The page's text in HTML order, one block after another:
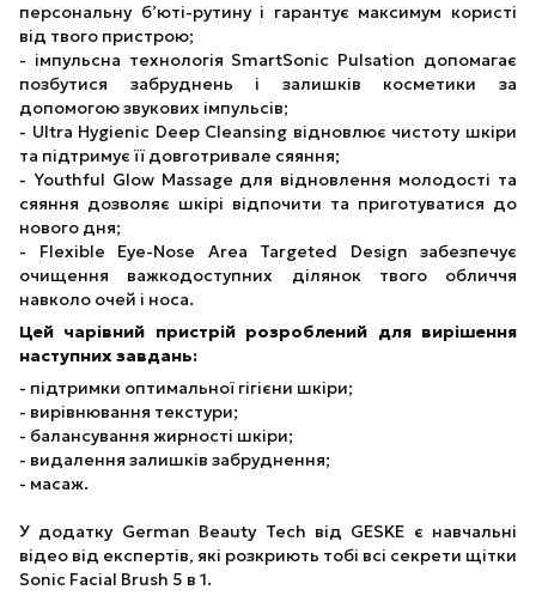
персональну б’юті-рутину і гарантує максимум користі
від твого пристрою;
- імпульсна технологія SmartSonic Pulsation допомагає
позбутися забруднень і залишків косметики за
допомогою звукових імпульсів;
- Ultra Hygienic Deep Cleansing відновлює чистоту шкіри
та підтримує її довготривале сяяння;
- Youthful Glow Massage для відновлення молодості та
сяяння дозволяє шкірі відпочити та приготуватися до
нового дня;
- Flexible Eye-Nose Area Targeted Design забезпечує
очищення важкодоступних ділянок твого обличчя
навколо очей і носа.
Цей чарівний пристрій розроблений для вирішення
наступних завдань:
- підтримки оптимальної гігієни шкіри;
- вирівнювання текстури;
- балансування жирності шкіри;
- видалення залишків забруднення;
- масаж.
У додатку German Beauty Tech від GESKE є навчальні
відео від експертів, які розкриють тобі всі секрети щітки
Sonic Facial Brush 5 в 1.